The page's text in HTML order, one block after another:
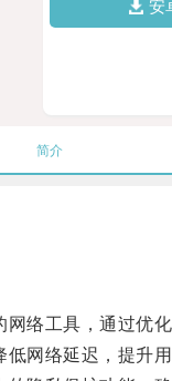
安
简介
络工具，通过优化
网络延迟，提升